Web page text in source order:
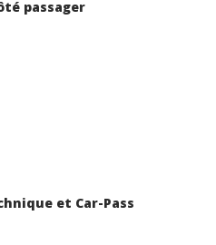
passager
et Car-Pass